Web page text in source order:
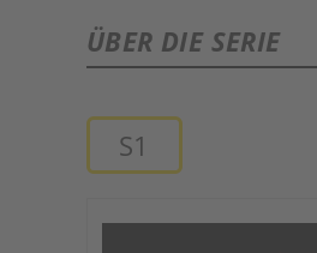
ÜBER DIE SERIE
S1